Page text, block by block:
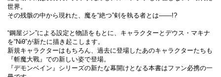
世界。
その残骸の中から現れた、魔を“絶つ”剣を執る者とは――!?
“鋼屋ジン”による設定と物語をもとに、キャラクターとデウス・マキナ
を“Niθ”が新たに描き起こします。
新規キャラクターはもちろん、過去に登場したあのキャラクターたちも
『斬魔大戰』での新しい姿で登場。
『デモンベイン』シリーズの新たな幕開けとなる本書はファン必携の一